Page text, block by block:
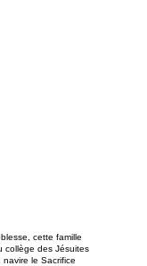
cette famille
collège des Jésuites
le Sacrifice